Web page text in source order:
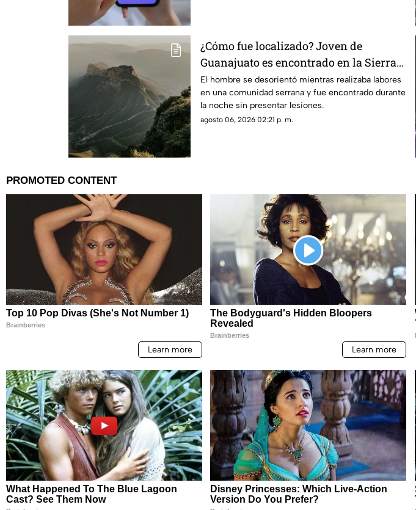
¿Cómo fue localizado? Joven de
Guanajuato es encontrado en la Sierra
Gorda de Querétaro
El hombre se desorientó mientras realizaba labores
en una comunidad serrana y fue encontrado durante
la noche sin presentar lesiones.
agosto 06, 2026 02:21 p. m.